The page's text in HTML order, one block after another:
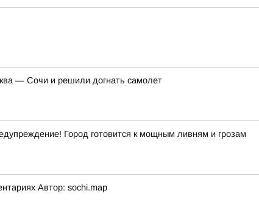
— Сочи и решили догнать самолет
Город готовится к мощным ливням и грозам
Автор: sochi.map